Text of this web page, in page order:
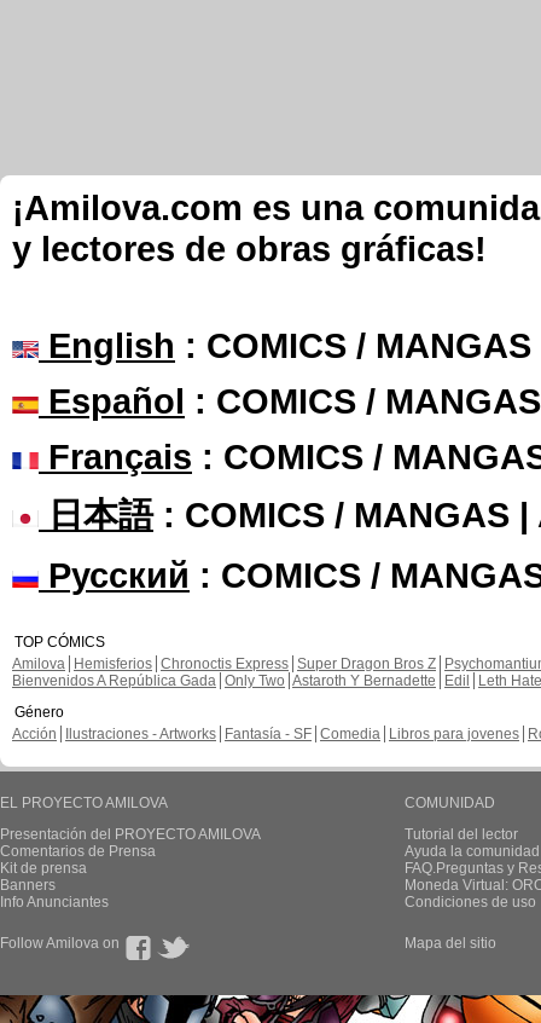
¡Amilova.com es una
y lectores de obras gráficas!
English : COMICS /
Español : COMICS /
Français : COMICS /
日本語: COMICS / MANGAS |
Русский : COMICS /
TOP CÓMICS
Amilova
Hemisferios Chronoctis Express Super Dragon Bros Z
Bienvenidos A República Gada Only Two Astaroth Y Bernadette Edil
Leth Hate
Género
Acción
Ilustraciones - Artworks Fantasía - SF Comedia Libros para jovenes
EL PROYECTO AMILOVA
Presentación del PROYECTO AMILOVA
Comentarios de Prensa
Kit de prensa
Banners
Info Anunciantes
COMUNIDAD
Tutorial del lector
Ayuda la
FAQ.Preguntas y
Moneda Virtual:
Condiciones de uso
Follow Amilova on Mapa del sitio